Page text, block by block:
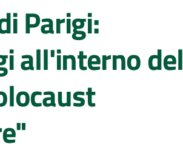
Parigi:
all'interno del